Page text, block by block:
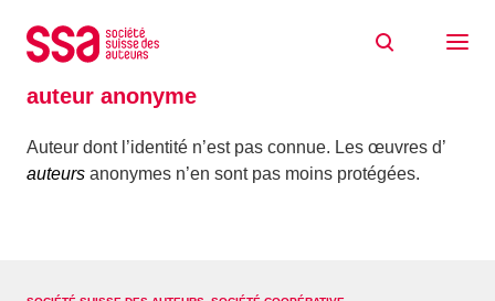
auteur anonyme
Auteur dont l’identité n’est pas connue. Les œuvres d’
auteurs anonymes n’en sont pas moins protégées.